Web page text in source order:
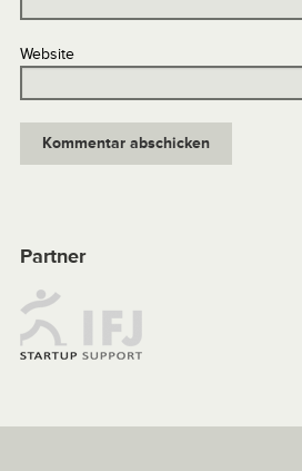
Website
Partner